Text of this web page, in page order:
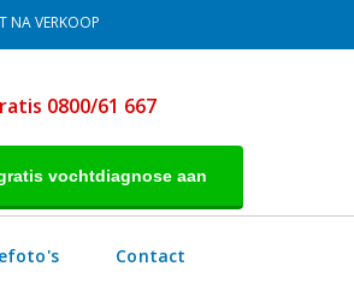
NA VERKOOP
0800/61 667
vochtdiagnose aan
Contact